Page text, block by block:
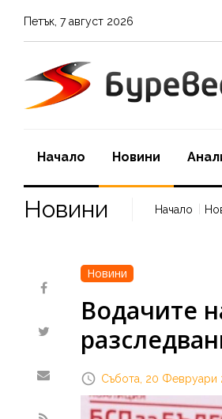
Петък 7 август 2026
Начало Новини
Новини Начало
Новини
Водачите
Събота, 20 Февруари